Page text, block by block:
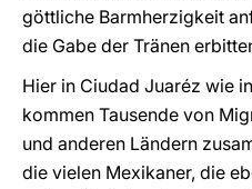
göttliche Barmherzigkeit
die Gabe der Tränen
Hier in Ciudad Juaréz wie
kommen Tausende von
und anderen Ländern
die vielen Mexikaner, die